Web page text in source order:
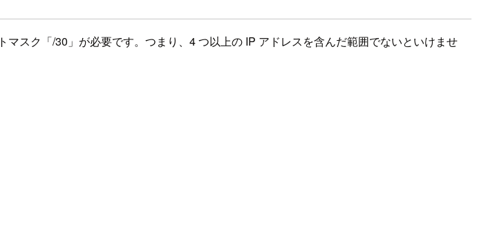
スク「/30」が必要です。つまり、4 つ以上の IP アドレスを含んだ範囲でないといけませ